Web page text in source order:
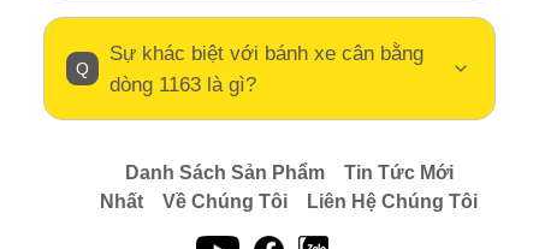
Sự khác biệt với bánh xe cân bằng
dòng 1163 là gì?
Danh Sách Sản Phẩm
Tin Tức Mới
Nhất
Về Chúng Tôi Liên Hệ Chúng Tôi